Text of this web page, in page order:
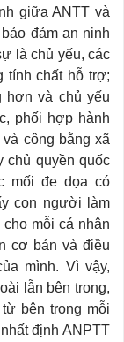
giữa ANTT và
đảm an ninh
là chủ yếu, các
tính chất hỗ trợ;
hơn và chủ yếu
phối hợp hành
công bằng xã
chủ quyền quốc
mối đe dọa có
con người làm
mỗi cá nhân
cơ bản và điều
mình. Vì vậy,
lẫn bên trong,
bên trong mỗi
định ANPTT